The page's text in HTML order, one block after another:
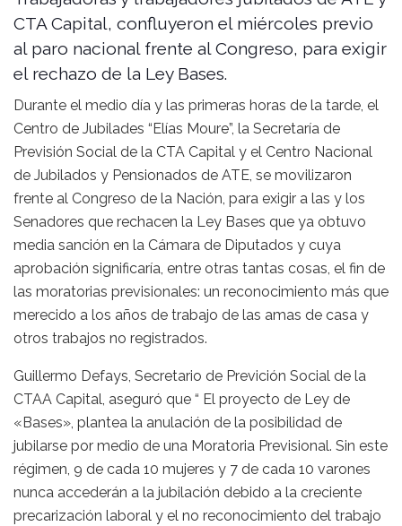
CTA Capital, confluyeron el miércoles previo
al paro nacional frente al Congreso, para exigir
el rechazo de la Ley Bases.
Durante el medio día y las primeras horas de la tarde, el
Centro de Jubilades “Elías Moure”, la Secretaría de
Previsión Social de la CTA Capital y el Centro Nacional
de Jubilados y Pensionados de ATE, se movilizaron
frente al Congreso de la Nación, para exigir a las y los
Senadores que rechacen la Ley Bases que ya obtuvo
media sanción en la Cámara de Diputados y cuya
aprobación significaría, entre otras tantas cosas, el fin de
las moratorias previsionales: un reconocimiento más que
merecido a los años de trabajo de las amas de casa y
otros trabajos no registrados.
Guillermo Defays, Secretario de Previción Social de la
CTAA Capital, aseguró que “ El proyecto de Ley de
«Bases», plantea la anulación de la posibilidad de
jubilarse por medio de una Moratoria Previsional. Sin este
régimen, 9 de cada 10 mujeres y 7 de cada 10 varones
nunca accederán a la jubilación debido a la creciente
precarización laboral y el no reconocimiento del trabajo